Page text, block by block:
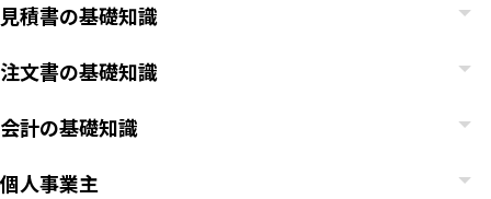
見積書の基礎知識
注文書の基礎知識
会計の基礎知識
個人事業主